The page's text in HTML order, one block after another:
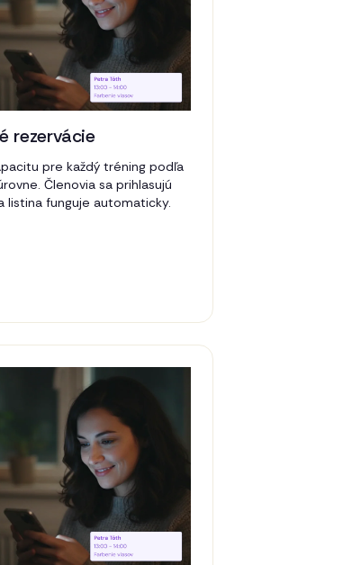
rezervácie
pre každý tréning podľa
Členovia sa prihlasujú
listina funguje automaticky.